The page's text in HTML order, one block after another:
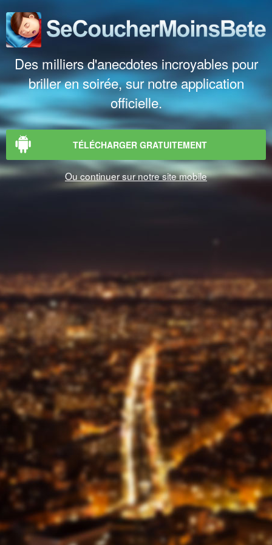
Des milliers d'anecdotes incroyables pour
briller en soirée, sur notre application
officielle.
TÉLÉCHARGER GRATUITEMENT
Ou continuer sur notre site mobile